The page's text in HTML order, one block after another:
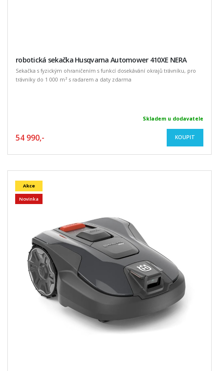
robotická sekačka Husqvarna Automower 410XE NERA
Sekačka s fyzickým ohraničením s funkcí dosekávání okrajů trávníku, pro
trávníky do 1 000 m² s radarem a daty zdarma
Skladem u dodavatele
54 990,- KOUPIT
Akce
Novinka